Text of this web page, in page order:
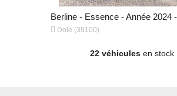
 Dole (39100)
22 véhiculesen stock